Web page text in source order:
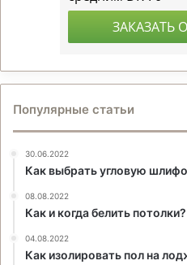
Популярные статьи
30.06.2022
Как выбрать угловую
08.08.2022
Как и когда белить потолки?
04.08.2022
Как изолировать пол на